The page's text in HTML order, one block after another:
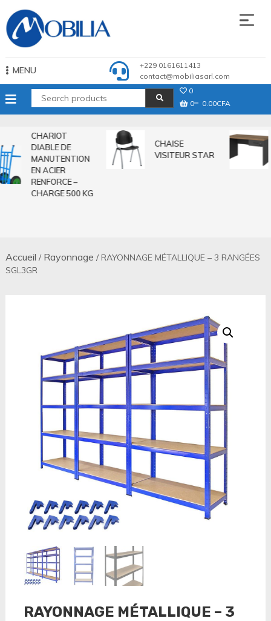
to
content
Mobilia Sarl
MENU
+229 0161611413
contact@mobiliasarl.com
0
0
0.00CFA
CHARIOT
DIABLE DE
MANUTENTION
EN ACIER
RENFORCE –
CHARGE 500 KG
CHAISE
VISITEUR STAR
Accueil / Rayonnage / RAYONNAGE MÉTALLIQUE – 3 RANGÉES
SGL3GR
RAYONNAGE MÉTALLIQUE – 3